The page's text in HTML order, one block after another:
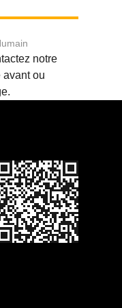
notre
avant ou